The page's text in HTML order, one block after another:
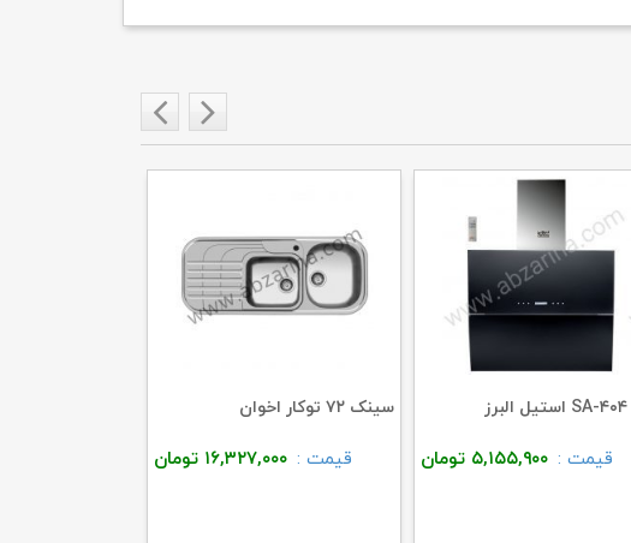
قیمت : ۵,۱۵۵,۹۰۰ تومان
سینک ۷۲ توکار اخوان
قیمت : ۱۶,۳۲۷,۰۰۰ تومان